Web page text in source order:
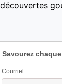
découvertes
Savourez
Courriel